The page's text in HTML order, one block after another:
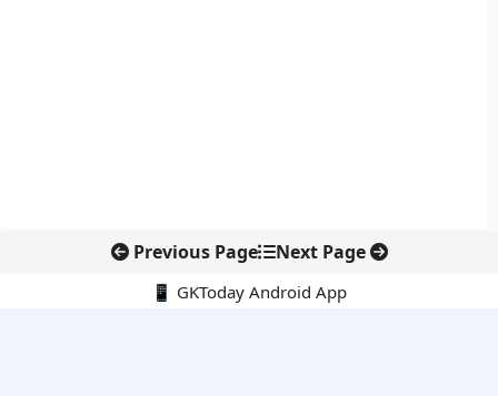
Previous Page Next Page
📱 GKToday Android App